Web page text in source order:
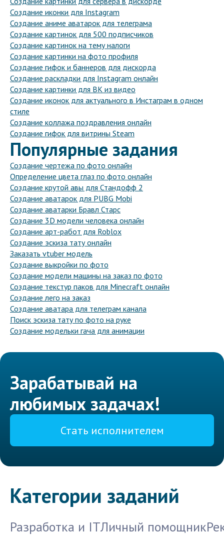
Создание иконки для Instagram
Создание аниме аватарок для телеграма
Создание картинок для 500 подписчиков
Создание картинок на тему налоги
Создание картинки на фото профиля
Создание гифок и баннеров для дискорда
Создание раскладки для Instagram онлайн
Создание картинки для ВК из видео
Создание иконок для актуального в Инстаграм в одном
стиле
Создание коллажа поздравления онлайн
Создание гифок для витрины Steam
Популярные задания
Создание чертежа по фото онлайн
Определение цвета глаз по фото онлайн
Создание крутой авы для Стандофф 2
Создание аватарок для PUBG Mobi
Создание аватарки Бравл Старс
Создание 3D модели человека онлайн
Создание арт-работ для Roblox
Создание эскиза тату онлайн
Заказать vtuber модель
Создание выкройки по фото
Создание модели машины на заказ по фото
Создание текстур паков для Minecraft онлайн
Создание лего на заказ
Создание аватара для телеграм канала
Поиск эскиза тату по фото на руке
Создание модельки гача для анимации
Зарабатывай на
любимых задачах!
Стать исполнителем
Категории заданий
Разработка и ITЛичный помощник